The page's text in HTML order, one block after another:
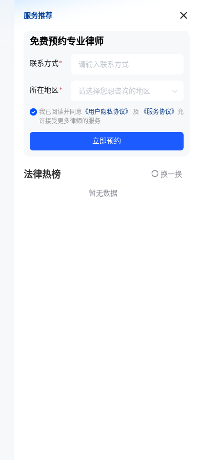
服务推荐
服务推荐
免费预约专业律师
联系方式
所在地区
我已阅读并同意 《用户隐私协议》 及 《服务协议》 允
许接受更多律师的服务
立即预约
法律热榜 换一换
暂无数据